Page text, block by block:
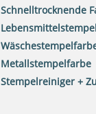
Schnelltrocknende
Metallstempelfarbe
Stempelreiniger +